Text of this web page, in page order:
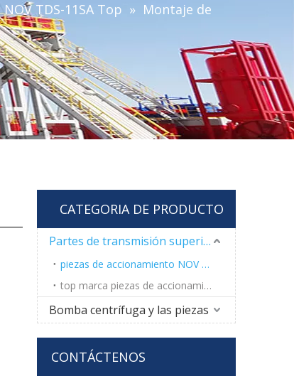
TDS-11SA Top » Montaje de
CATEGORIA DE PRODUCTO
Partes de transmisión superior
piezas de accionamiento NOV TDS-11SA Top
top marca piezas de accionamiento de China
Bomba centrífuga y las piezas
CONTÁCTENOS